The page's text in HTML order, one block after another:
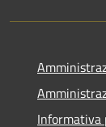
Informativa